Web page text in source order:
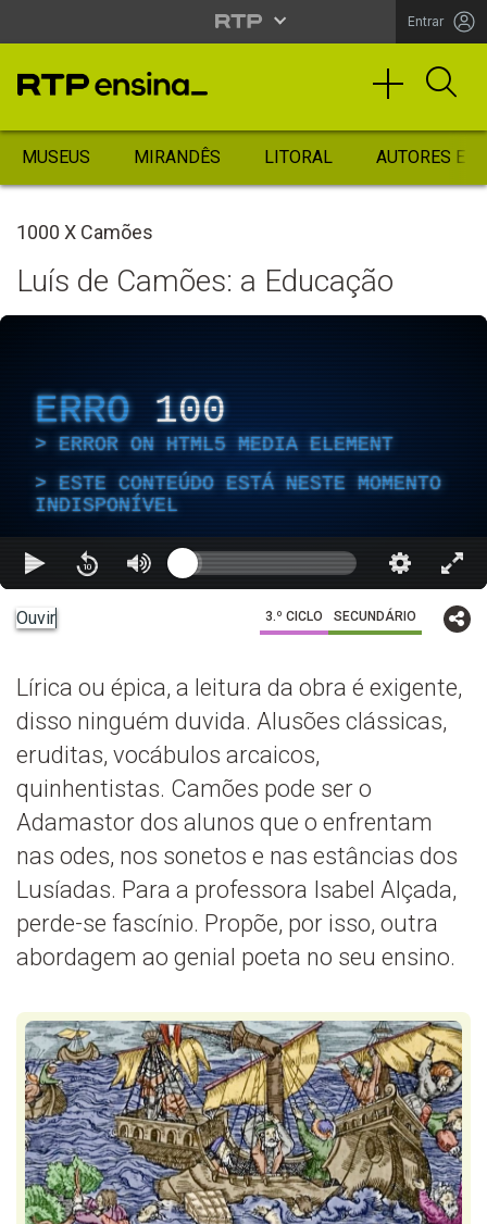
Entrar
MUSEUS MIRANDÊS LITORAL AUTORES
1000 X Camões
Luís de Camões: a Educação
ERRO 100
ERROR ON HTML5 MEDIA ELEMENT
ESTE CONTEÚDO ESTÁ NESTE MOMENTO
INDISPONÍVEL
Ouvir 3.º CICLO SECUNDÁRIO
Lírica ou épica, a leitura da obra é exigente,
disso ninguém duvida. Alusões clássicas,
eruditas, vocábulos arcaicos,
quinhentistas. Camões pode ser o
Adamastor dos alunos que o enfrentam
nas odes, nos sonetos e nas estâncias dos
Lusíadas. Para a professora Isabel Alçada,
perde-se fascínio. Propõe, por isso, outra
abordagem ao genial poeta no seu ensino.